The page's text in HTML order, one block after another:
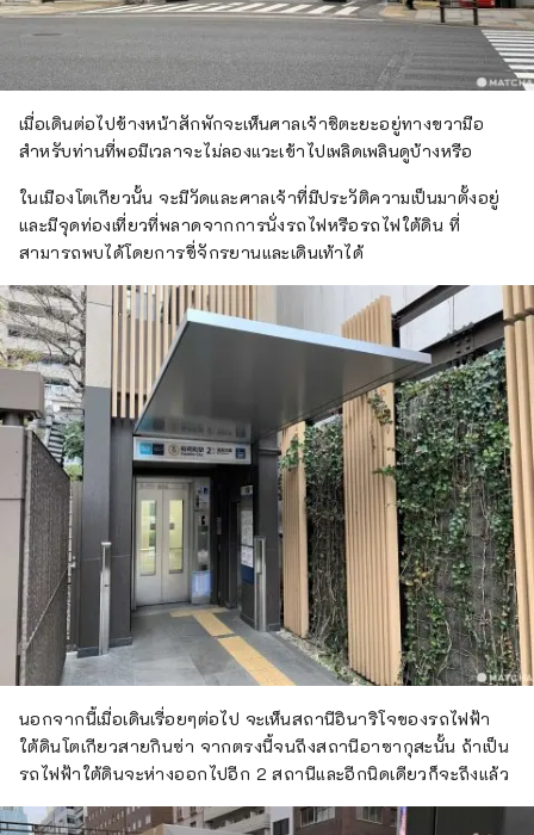
เมื่อเดินต่อไปข้างหน้าสักพักจะเห็นศาลเจ้าชิตะยะอยู่ทางขวามือ
สำหรับท่านที่พอมีเวลาจะไม่ลองแวะเข้าไปเพลิดเพลินดูบ้างหรือ
ในเมืองโตเกียวนั้น จะมีวัดและศาลเจ้าที่มีประวัติความเป็นมาตั้งอยู่
และมีจุดท่องเที่ยวที่พลาดจากการนั่งรถไฟหรือรถไฟใต้ดิน ที่
สามารถพบได้โดยการขี่จักรยานและเดินเท้าได้
นอกจากนี้เมื่อเดินเรื่อยๆต่อไป จะเห็นสถานีอินาริโจของรถไฟฟ้า
ใต้ดินโตเกียวสายกินซ่า จากตรงนี้จนถึงสถานีอาซากุสะนั้น ถ้าเป็น
รถไฟฟ้าใต้ดินจะห่างออกไปอีก 2 สถานีและอีกนิดเดียวก็จะถึงแล้ว